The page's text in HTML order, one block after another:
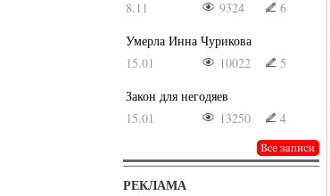
8.11
9324
6
Умерла Инна Чурикова
15.01
10022
5
Закон для негодяев
15.01
13250 4
РЕКЛАМА